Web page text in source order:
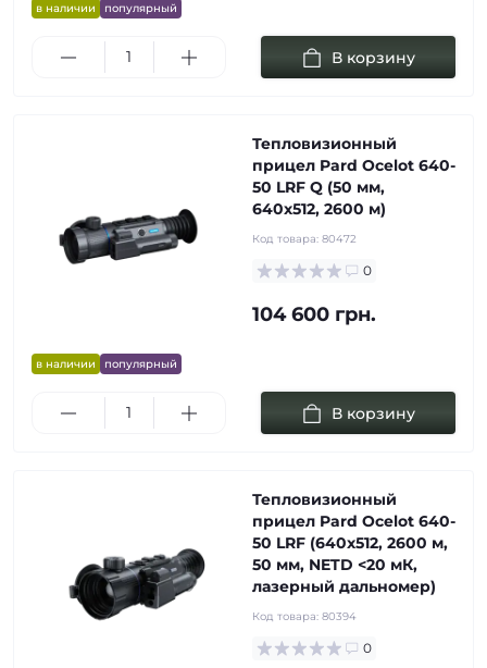
в наличии популярный
В корзину
в наличии популярный
Тепловизионный
прицел Pard Ocelot 640-
50 LRF Q (50 мм,
640х512, 2600 м)
Код товара: 80472
0
104 600 грн.
В корзину
Тепловизионный
прицел Pard Ocelot 640-
50 LRF (640x512, 2600 м,
50 мм, NETD <20 мК,
лазерный дальномер)
Код товара: 80394
0